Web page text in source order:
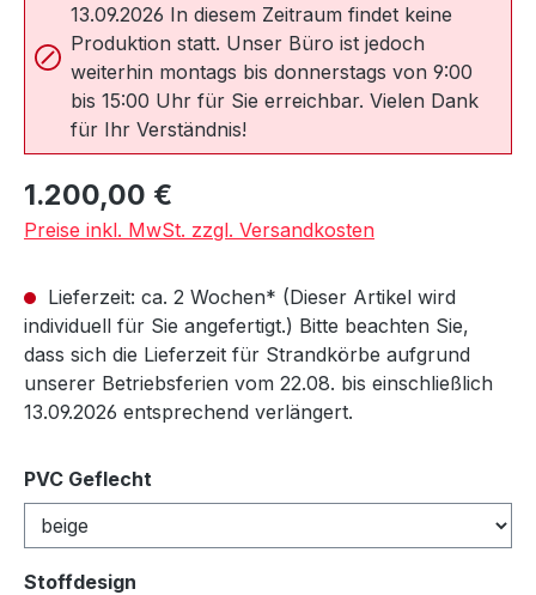
13.09.2026 In diesem Zeitraum findet keine
Produktion statt. Unser Büro ist jedoch
weiterhin montags bis donnerstags von 9:00
bis 15:00 Uhr für Sie erreichbar. Vielen Dank
für Ihr Verständnis!
Regulärer Preis:
1.200,00 €
Preise inkl. MwSt. zzgl. Versandkosten
Lieferzeit: ca. 2 Wochen* (Dieser Artikel wird
individuell für Sie angefertigt.) Bitte beachten Sie,
dass sich die Lieferzeit für Strandkörbe aufgrund
unserer Betriebsferien vom 22.08. bis einschließlich
13.09.2026 entsprechend verlängert.
PVC Geflecht
Stoffdesign